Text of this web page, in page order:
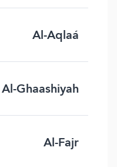
Al-Aqlaá
Al-Ghaashiyah
Al-Fajr